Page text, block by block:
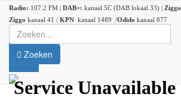
Radio: 107.2 FM | DAB+: kanaal 5C (DAB lokaal 33) | Ziggo
Ziggo kanaal 41 / KPN kanaal 1489 /Odido kanaal 877
Zoeken